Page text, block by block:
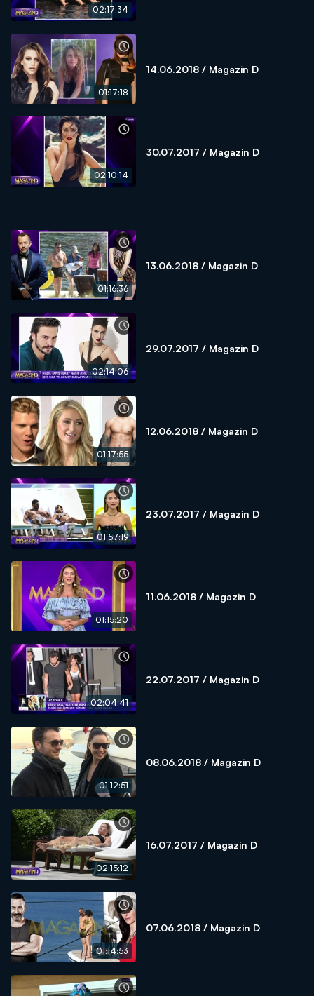
02:17:34
01:17:18
14.06.2018 / Magazin D
02:10:14
30.07.2017 / Magazin D
01:16:36
13.06.2018 / Magazin D
02:14:06
29.07.2017 / Magazin D
01:17:55
12.06.2018 / Magazin D
01:57:19
23.07.2017 / Magazin D
01:15:20
11.06.2018 / Magazin D
02:04:41
22.07.2017 / Magazin D
01:12:51
08.06.2018 / Magazin D
02:15:12
16.07.2017 / Magazin D
01:14:53
07.06.2018 / Magazin D